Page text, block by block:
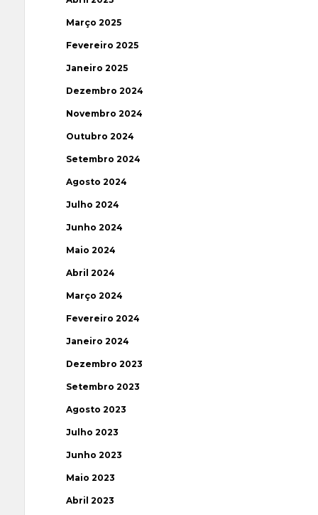
Março 2025
Fevereiro 2025
Janeiro 2025
Dezembro 2024
Novembro 2024
Outubro 2024
Setembro 2024
Agosto 2024
Julho 2024
Junho 2024
Maio 2024
Abril 2024
Março 2024
Fevereiro 2024
Janeiro 2024
Dezembro 2023
Setembro 2023
Agosto 2023
Julho 2023
Junho 2023
Maio 2023
Abril 2023